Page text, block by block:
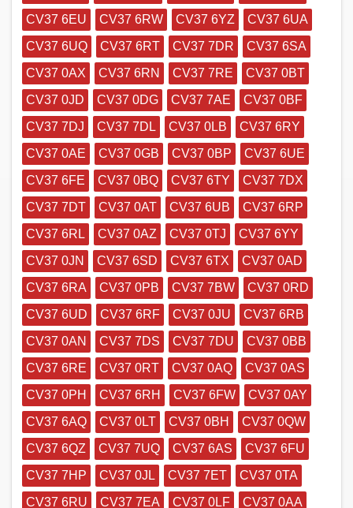
CV37 6EU
CV37 6RW CV37 6YZ
CV37 6UA
CV37 6UQ
CV37 6RT CV37 7DR
CV37 6SA
CV37 0AX
CV37 6RN CV37 7RE
CV37 0BT
CV37 0JD
CV37 0DG CV37 7AE
CV37 0BF
CV37 7DJ
CV37 7DL CV37 0LB
CV37 6RY
CV37 0AE
CV37 0GB CV37 0BP
CV37 6UE
CV37 6FE
CV37 0BQ CV37 6TY
CV37 7DX
CV37 7DT
CV37 0AT CV37 6UB
CV37 6RP
CV37 6RL
CV37 0AZ CV37 0TJ
CV37 6YY
CV37 0JN
CV37 6SD CV37 6TX
CV37 0AD
CV37 6RA
CV37 0PB CV37 7BW
CV37 0RD
CV37 6UD
CV37 6RF CV37 0JU
CV37 6RB
CV37 0AN
CV37 7DS CV37 7DU
CV37 0BB
CV37 6RE
CV37 0RT CV37 0AQ
CV37 0AS
CV37 0PH
CV37 6RH CV37 6FW
CV37 0AY
CV37 6AQ
CV37 0LT CV37 0BH
CV37 0QW
CV37 6QZ
CV37 7UQ CV37 6AS
CV37 6FU
CV37 7HP
CV37 0JL CV37 7ET
CV37 0TA
CV37 6RU
CV37 7EA CV37 0LF CV37 0AA